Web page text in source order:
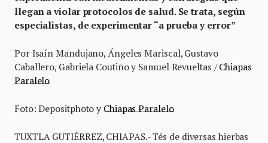
llegan a violar protocolos de salud. Se trata, según
especialistas, de experimentar “a prueba y error”
Por Isaín Mandujano, Ángeles Mariscal, Gustavo
Caballero, Gabriela Coutiño y Samuel Revueltas /Chiapas
Paralelo
Foto: Depositphoto y Chiapas Paralelo
TUXTLA GUTIÉRREZ, CHIAPAS.- Tés de diversas hierbas